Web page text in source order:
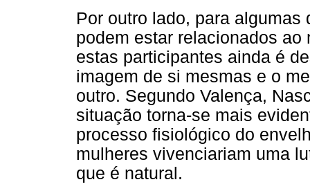
Por outro lado, para
podem estar relacionados
estas participantes ainda é
imagem de si mesmas e o
outro. Segundo Valença,
situação torna-se mais
processo fisiológico do
mulheres vivenciariam uma
que é natural.